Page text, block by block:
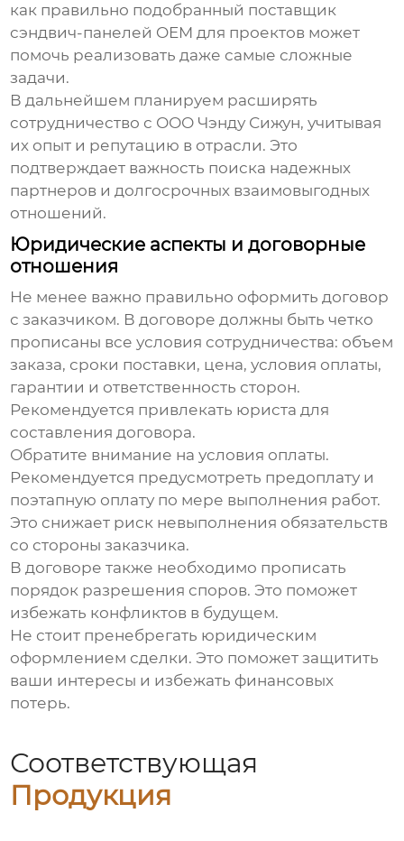
как правильно подобранный поставщик
сэндвич-панелей OEM для проектов может
помочь реализовать даже самые сложные
задачи.
В дальнейшем планируем расширять
сотрудничество с ООО Чэнду Сижун, учитывая
их опыт и репутацию в отрасли. Это
подтверждает важность поиска надежных
партнеров и долгосрочных взаимовыгодных
отношений.
Юридические аспекты и договорные
отношения
Не менее важно правильно оформить договор
с заказчиком. В договоре должны быть четко
прописаны все условия сотрудничества: объем
заказа, сроки поставки, цена, условия оплаты,
гарантии и ответственность сторон.
Рекомендуется привлекать юриста для
составления договора.
Обратите внимание на условия оплаты.
Рекомендуется предусмотреть предоплату и
поэтапную оплату по мере выполнения работ.
Это снижает риск невыполнения обязательств
со стороны заказчика.
В договоре также необходимо прописать
порядок разрешения споров. Это поможет
избежать конфликтов в будущем.
Не стоит пренебрегать юридическим
оформлением сделки. Это поможет защитить
ваши интересы и избежать финансовых
потерь.
Соответствующая
Продукция